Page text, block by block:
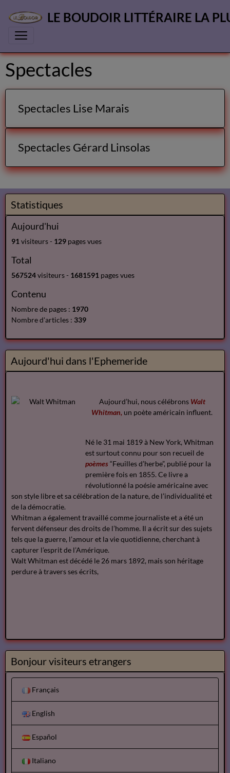
LE BOUDOIR LITTÉRAIRE LA
Spectacles
Spectacles Lise Marais
Spectacles Gérard Linsolas
Statistiques
Aujourd'hui
91 visiteurs - 129 pages vues
Total
567524visiteurs - 1681591 pages vues
Contenu
Nombre de pages : 1970
Nombre d'articles : 339
Aujourd'hui dans l'Ephemeride
Aujourd’hui, nous célébrons Walt
Whitman, un poète américain influent.
Né le 31 mai 1819 à New York, Whitman
est surtout connu pour son recueil de
poèmes “Feuilles d’herbe”, publié pour la
première fois en 1855. Ce livre a
révolutionné la poésie américaine avec
son style libre et sa célébration de la nature, de l’individualité et
de la démocratie.
Whitman a également travaillé comme journaliste et a été un
fervent défenseur des droits de l’homme. Il a écrit sur des sujets
tels que la guerre, l’amour et la vie quotidienne, cherchant à
capturer l’esprit de l’Amérique.
Walt Whitman est décédé le 26 mars 1892, mais son héritage
perdure à travers ses écrits,
Bonjour visiteurs etrangers
Français
English
Español
Italiano